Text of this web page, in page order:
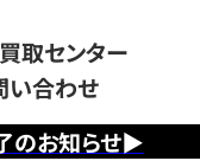
のお知らせ▶
買取センター
い合わせ